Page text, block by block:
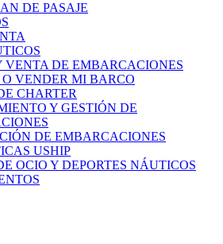
DE PASAJE
VENTA DE EMBARCACIONES
VENDER MI BARCO
CHARTER
Y GESTIÓN DE
DE EMBARCACIONES
USHIP
OCIO Y DEPORTES NÁUTICOS